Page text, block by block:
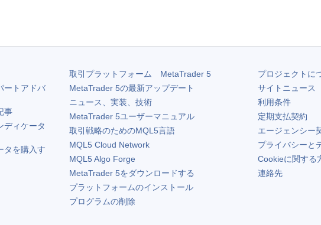
ートアドバ
事
ディケータ
タを購入す
取引プラットフォーム MetaTrader 5
MetaTrader 5の最新アップデート
ニュース、実装、技術
MetaTrader 5ユーザーマニュアル
取引戦略のためのMQL5言語
MQL5 Cloud Network
MQL5 Algo Forge
MetaTrader 5をダウンロードする
プラットフォームのインストール
プログラムの削除
プロジェクトに
サイトニュース
利用条件
定期支払契約
エージェンシー
プライバシーと
Cookieに関する
連絡先